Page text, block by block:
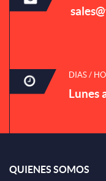
DIAS /
Lunes
QUIENES SOMOS